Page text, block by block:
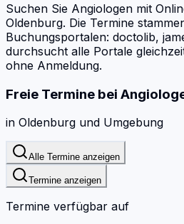
Suchen Sie Angiologen mit
Oldenburg. Die Termine
Buchungsportalen: doctolib,
durchsucht alle Portale
ohne Anmeldung.
Freie Termine bei
in Oldenburg und Umgebung
Alle Termine anzeigen
Termine anzeigen
Termine verfügbar auf